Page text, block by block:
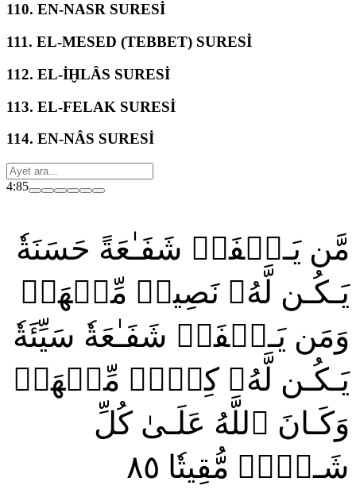
110. EN-NASR SURESİ
111. EL-MESED (TEBBET) SURESİ
112. EL-İḪLÂS SURESİ
113. EL-FELAK SURESİ
114. EN-NÂS SURESİ
4:85
مَّن يَـشۡفَعۡ شَفَـٰعَةً حَسَنَةٗ
يَـكُـن لَّهُۥ نَصِيبٞ مِّنۡهَاۖ
وَمَن يَـشۡفَعۡ شَفَـٰعَةٗ سَيِّئَةٗ
يَـكُـن لَّهُۥ كِفۡلٞ مِّنۡهَاۗ
وَكَـانَ ٱللَّهُ عَلَـىٰ كُلِّ
شَـيۡءٖ مُّقِيتٗا ٨٥